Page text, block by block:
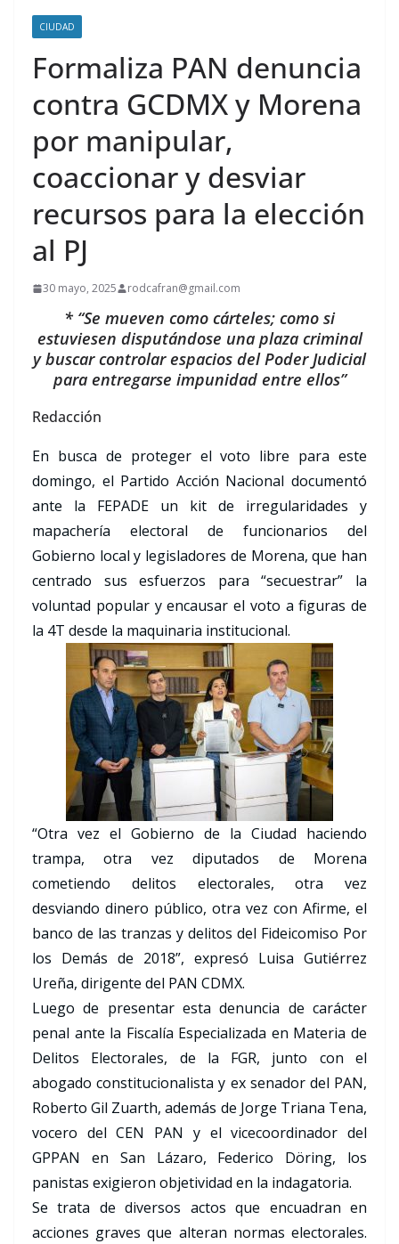
CIUDAD
Formaliza PAN denuncia
contra GCDMX y Morena
por manipular,
coaccionar y desviar
recursos para la elección
al PJ
30 mayo, 2025 rodcafran@gmail.com
* “Se mueven como cárteles; como si
estuviesen disputándose una plaza criminal
y buscar controlar espacios del Poder Judicial
para entregarse impunidad entre ellos”
Redacción
En busca de proteger el voto libre para este
domingo, el Partido Acción Nacional documentó
ante la FEPADE un kit de irregularidades y
mapachería electoral de funcionarios del
Gobierno local y legisladores de Morena, que han
centrado sus esfuerzos para “secuestrar” la
voluntad popular y encausar el voto a figuras de
la 4T desde la maquinaria institucional.
“Otra vez el Gobierno de la Ciudad haciendo
trampa, otra vez diputados de Morena
cometiendo delitos electorales, otra vez
desviando dinero público, otra vez con Afirme, el
banco de las tranzas y delitos del Fideicomiso Por
los Demás de 2018”, expresó Luisa Gutiérrez
Ureña, dirigente del PAN CDMX.
Luego de presentar esta denuncia de carácter
penal ante la Fiscalía Especializada en Materia de
Delitos Electorales, de la FGR, junto con el
abogado constitucionalista y ex senador del PAN,
Roberto Gil Zuarth, además de Jorge Triana Tena,
vocero del CEN PAN y el vicecoordinador del
GPPAN en San Lázaro, Federico Döring, los
panistas exigieron objetividad en la indagatoria.
Se trata de diversos actos que encuadran en
acciones graves que alteran normas electorales.